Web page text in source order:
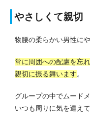
やさしくて親切
物腰の柔らかい男性に
常に周囲への配慮を忘
親切に振る舞います。
グループの中でムード
いつも周りに気を遣え